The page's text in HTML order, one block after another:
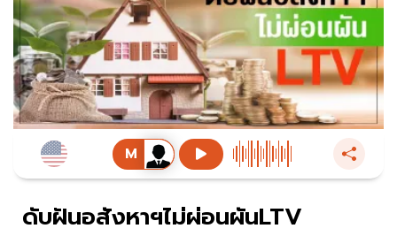
ดับฝันอสังหาฯไม่ผ่อนผันLTV